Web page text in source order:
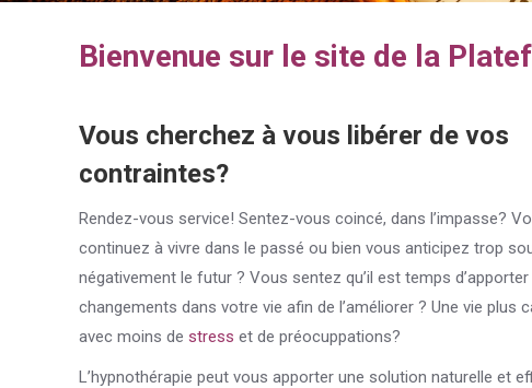
Bienvenue sur le site de la
Vous cherchez à vous libérer de vos
contraintes?
Rendez-vous service! Sentez-vous coincé, dans l’impasse?
continuez à vivre dans le passé ou bien vous anticipez trop
négativement le futur ? Vous sentez qu’il est temps d’apporter
changements dans votre vie afin de l’améliorer ? Une vie plus
avec moins de stress et de préocuppations?
L’hypnothérapie peut vous apporter une solution naturelle et